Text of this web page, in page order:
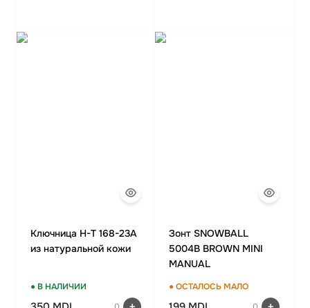
Ключница H-T 168-23A
из натуральной кожи
● В НАЛИЧИИ
Зонт SNOWBALL
5004B BROWN MINI
MANUAL
● ОСТАЛОСЬ МАЛО